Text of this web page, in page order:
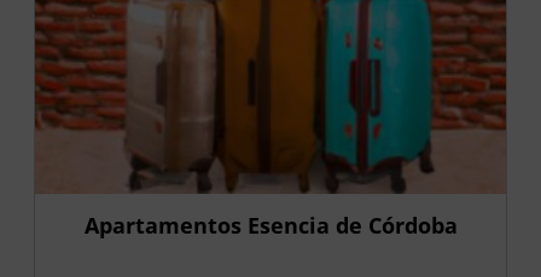
Apartamentos Esencia de Córdoba